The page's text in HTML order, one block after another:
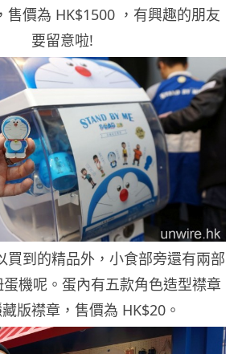
售價為 HK$1500 ，有興趣的朋友
要留意啦!
到的精品外，小食部旁還有兩部
機呢。蛋內有五款角色造型襟章
版襟章，售價為 HK$20。